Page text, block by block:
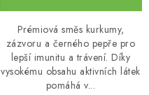
Prémiová směs kurkumy,
zázvoru a černého pepře pro
lepší imunitu a trávení. Díky
vysokému obsahu aktivních látek
pomáhá v...